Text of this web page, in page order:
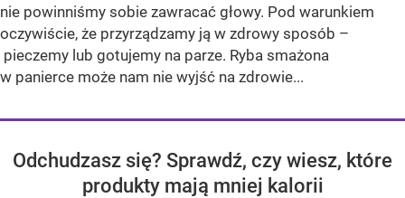
nie powinniśmy sobie zawracać głowy. Pod warunkiem
oczywiście, że przyrządzamy ją w zdrowy sposób –
pieczemy lub gotujemy na parze. Ryba smażona
w panierce może nam nie wyjść na zdrowie...
Odchudzasz się? Sprawdź, czy wiesz, które
produkty mają mniej kalorii